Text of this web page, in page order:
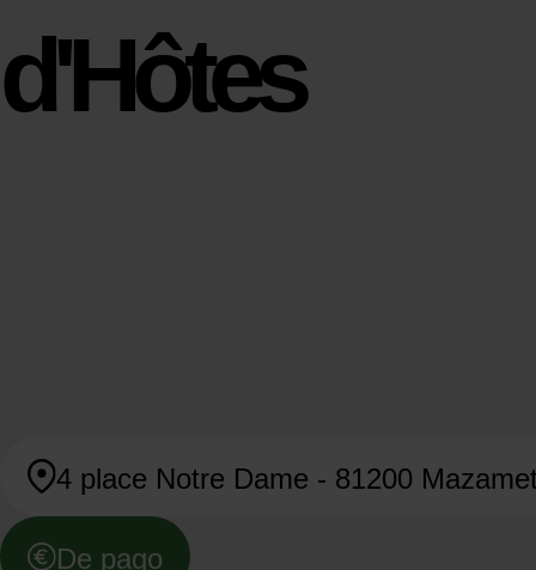
d'Hôtes
4 place Notre Dame - 81200
De pago